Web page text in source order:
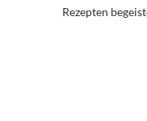
Rezepten